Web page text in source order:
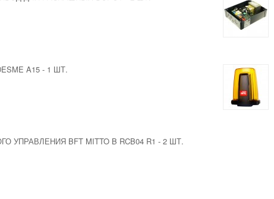
A15 - 1 ШТ.
УПРАВЛЕНИЯ BFT MITTO B RCB04 R1 - 2 ШТ.